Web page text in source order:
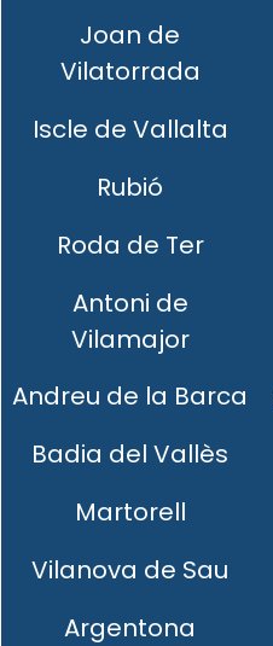
Joan de
Vilatorrada
Iscle de Vallalta
Rubió
Roda de Ter
Antoni de
Vilamajor
Andreu de la Barca
Badia del Vallès
Martorell
Vilanova de Sau
Argentona